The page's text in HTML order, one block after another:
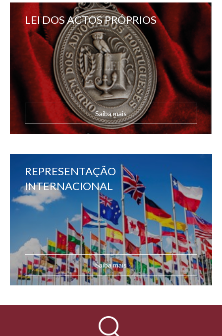
LEI DOS ACTOS PRÓPRIOS
Saiba mais
REPRESENTAÇÃO
INTERNACIONAL
Saiba mais